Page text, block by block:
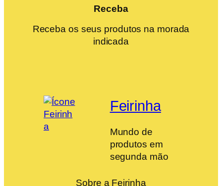
Receba
Receba os seus produtos na morada
indicada
Feirinha
Mundo de
produtos em
segunda mão
Sobre a Feirinha